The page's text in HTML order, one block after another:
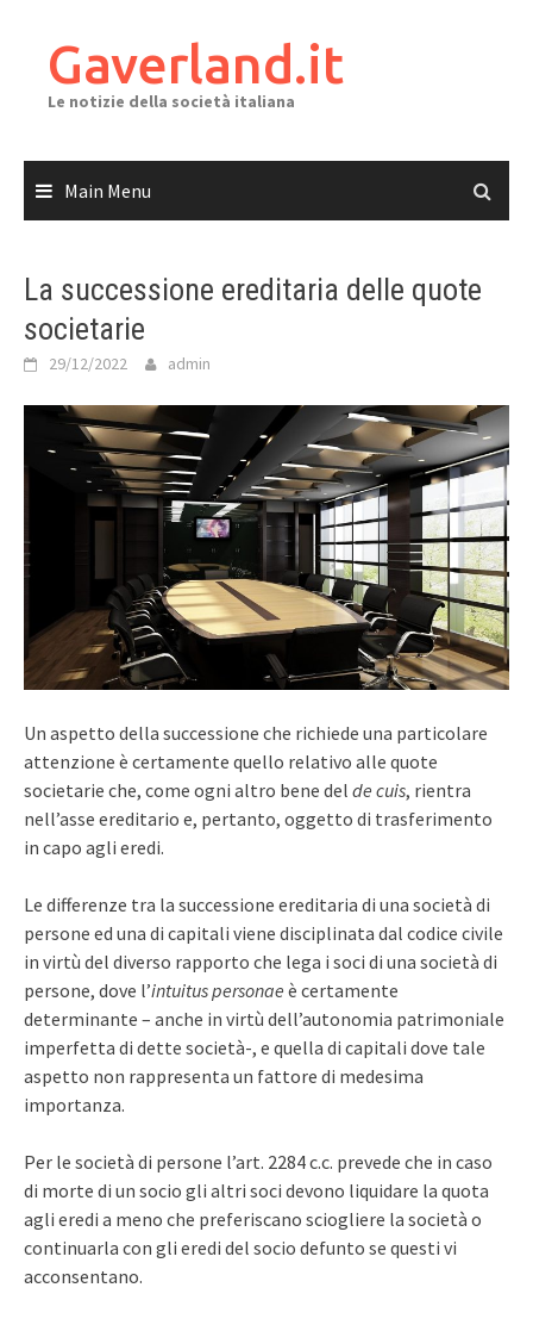
contentGaverland.it
Le notizie della società italiana
Main Menu
La successione ereditaria delle quote
societarie
29/12/2022 admin
Un aspetto della successione che richiede una particolare
attenzione è certamente quello relativo alle quote
societarie che, come ogni altro bene del de cuis, rientra
nell’asse ereditario e, pertanto, oggetto di trasferimento
in capo agli eredi.
Le differenze tra la successione ereditaria di una società di
persone ed una di capitali viene disciplinata dal codice civile
in virtù del diverso rapporto che lega i soci di una società di
persone, dove l’intuitus personae è certamente
determinante – anche in virtù dell’autonomia patrimoniale
imperfetta di dette società-, e quella di capitali dove tale
aspetto non rappresenta un fattore di medesima
importanza.
Per le società di persone l’art. 2284 c.c. prevede che in caso
di morte di un socio gli altri soci devono liquidare la quota
agli eredi a meno che preferiscano sciogliere la società o
continuarla con gli eredi del socio defunto se questi vi
acconsentano.